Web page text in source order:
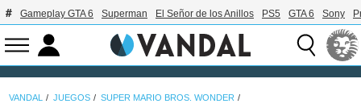
Gameplay GTA 6 Superman El Señor de los Anillos PS5 GTA 6 Sony
VANDAL JUEGOS SUPER MARIO BROS. WONDER